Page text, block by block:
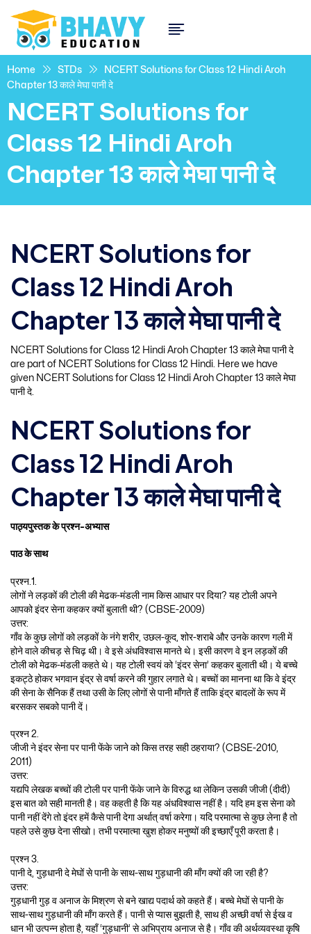
Home STDs
NCERT Solutions for Class 12 Hindi Aroh
Chapter 13 काले मेघा पानी दे
NCERT Solutions for
Class 12 Hindi Aroh
Chapter 13 काले मेघा पानी दे
NCERT Solutions for
Class 12 Hindi Aroh
Chapter 13 काले मेघा पानी दे
NCERT Solutions for Class 12 Hindi Aroh Chapter 13 काले मेघा पानी दे
are part of NCERT Solutions for Class 12 Hindi. Here we have
given NCERT Solutions for Class 12 Hindi Aroh Chapter 13 काले मेघा
पानी दे.
NCERT Solutions for
Class 12 Hindi Aroh
Chapter 13 काले मेघा पानी दे
पाठ्यपुस्तक के प्रश्न-अभ्यास
पाठ के साथ
प्रश्न.1.
लोगों ने लड़कों की टोली की मेढक-मंडली नाम किस आधार पर दिया? यह टोली अपने
आपको इंदर सेना कहकर क्यों बुलाती थी? (CBSE-2009)
उत्तर:
गाँव के कुछ लोगों को लड़कों के नंगे शरीर, उछल-कूद, शोर-शराबे और उनके कारण गली में
होने वाले कीचड़ से चिढ़ थी। वे इसे अंधविश्वास मानते थे। इसी कारण वे इन लड़कों की
टोली को मेढक-मंडली कहते थे। यह टोली स्वयं को ‘इंदर सेना’ कहकर बुलाती थी। ये बच्चे
इकट्ठे होकर भगवान इंद्र से वर्षा करने की गुहार लगाते थे। बच्चों का मानना था कि वे इंद्र
की सेना के सैनिक हैं तथा उसी के लिए लोगों से पानी माँगते हैं ताकि इंद्र बादलों के रूप में
बरसकर सबको पानी दें।
प्रश्न 2.
जीजी ने इंदर सेना पर पानी फेंके जाने को किस तरह सही ठहराया? (CBSE-2010,
2011)
उत्तर:
यद्यपि लेखक बच्चों की टोली पर पानी फेंके जाने के विरुद्ध था लेकिन उसकी जीजी (दीदी)
इस बात को सही मानती है। वह कहती है कि यह अंधविश्वास नहीं है। यदि हम इस सेना को
पानी नहीं देंगे तो इंदर हमें कैसे पानी देगा अर्थात् वर्षा करेगा। यदि परमात्मा से कुछ लेना है तो
पहले उसे कुछ देना सीखो। तभी परमात्मा खुश होकर मनुष्यों की इच्छाएँ पूरी करता है।
प्रश्न 3.
पानी दे, गुड़धानी दे मेघों से पानी के साथ-साथ गुड़धानी की माँग क्यों की जा रही है?
उत्तर:
गुड़धानी गुड़ व अनाज के मिश्रण से बने खाद्य पदार्थ को कहते हैं। बच्चे मेघों से पानी के
साथ-साथ गुड़धानी की माँग करते हैं। पानी से प्यास बुझती है, साथ ही अच्छी वर्षा से ईख व
धान भी उत्पन्न होता है, यहाँ ‘गुड़धानी’ से अभिप्राय अनाज से है। गाँव की अर्थव्यवस्था कृषि